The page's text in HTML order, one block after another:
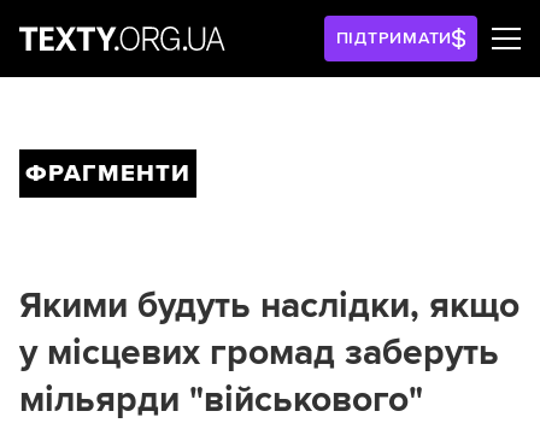
ПІДТРИМАТИ
ФРАГМЕНТИ
Якими будуть наслідки, якщо
у місцевих громад заберуть
мільярди "військового"